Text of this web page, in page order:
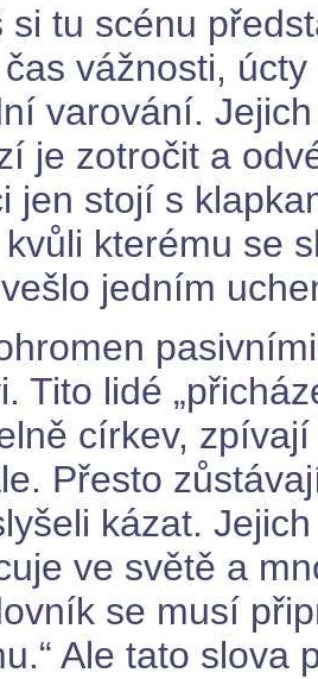
si tu scénu
vážnosti,
varování.
je zotročit a
jen stojí s
kterému se
jedním
Tito lidé
církev,
Přesto
kázat.
ve světě a
se musí
Ale tato slova